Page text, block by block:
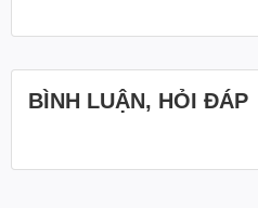
BÌNH LUẬN, HỎI ĐÁP